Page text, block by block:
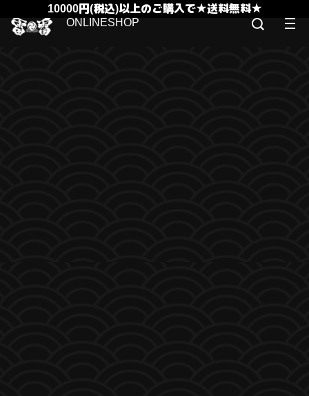
10000円(税込)以上のご購入で★送料無料★
ONLINESHOP